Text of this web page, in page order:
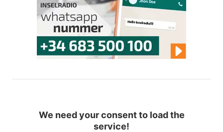
We need your consent to load the
service!